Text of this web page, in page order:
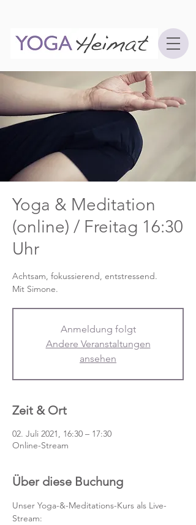
Yoga & Meditation
(online) / Freitag 16:30
Uhr
Achtsam, fokussierend, entstressend.
Mit Simone.
Anmeldung folgt
Andere Veranstaltungen
ansehen
Zeit & Ort
02. Juli 2021, 16:30 – 17:30
Online-Stream
Über diese Buchung
Unser Yoga-&-Meditations-Kurs als Live-
Stream: